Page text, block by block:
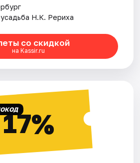
Н.К. Рериха
со скидкой
на Kassir.ru
17%